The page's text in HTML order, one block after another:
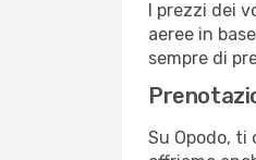
I prezzi dei
aeree in
sempre di
Su Opodo, ti